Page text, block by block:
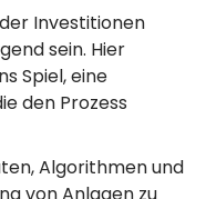
Investitionen
sein. Hier
Spiel, eine
den Prozess
Algorithmen und